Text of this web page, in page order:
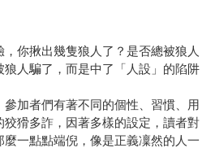
你揪出幾隻狼人了？是否總被狼人
人騙了，而是中了「人設」的陷阱
參加者們有著不同的個性、習慣、用
猾多詐，因著多樣的設定，讀者對
一點點端倪，像是正義凜然的人一